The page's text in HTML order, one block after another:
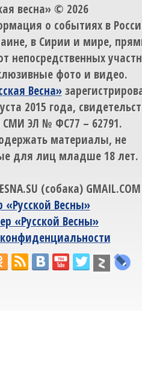
весна» © 2026
о событиях в
в Сирии и мире,
непосредственных
фото и видео.
Весна»
2015 года,
СМИ ЭЛ № ФС77 – 62791.
материалы, не
для лиц младше 18 лет.
(собака) GMAIL.COM
«Русской Весны»
«Русской Весны»